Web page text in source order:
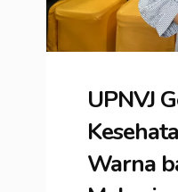
UPNVJ
Warna